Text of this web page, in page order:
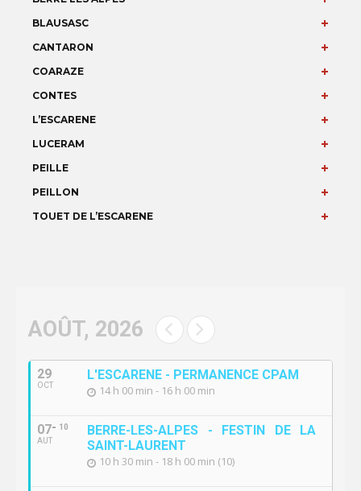
BLAUSASC
CANTARON
COARAZE
CONTES
L’ESCARENE
LUCERAM
PEILLE
PEILLON
TOUET DE L’ESCARENE
AOÛT, 2026
29
OCT
L'ESCARENE - PERMANENCE CPAM
14 h 00 min - 16 h 00 min
07
AUT
10
BERRE-LES-ALPES - FESTIN DE LA
SAINT-LAURENT
10 h 30 min - 18 h 00 min (10)